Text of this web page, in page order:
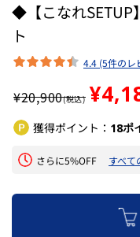
◆【こなれSETUP
ト
4.4 (5件のレ
¥20,900(税込)
獲得ポイント： 18ポ
さらに5%OFF すべて